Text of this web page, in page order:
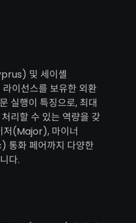
및 세이셸
이선스를 보유한 외환
실행이 특징으로, 최대
리할 수 있는 역량을 갖
저(Major), 마이너
화 페어까지 다양한
다.